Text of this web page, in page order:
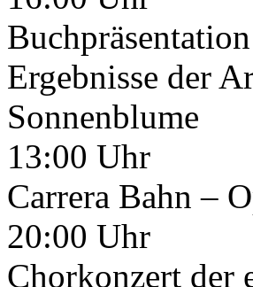
Ergebnisse der
Sonnenblume
13:00 Uhr
Carrera Bahn –
20:00 Uhr
Chorkonzert der